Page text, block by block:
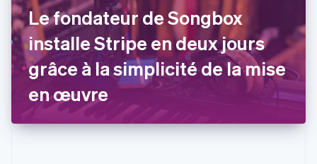
Le fondateur de Songbox
installe Stripe en deux jours
grâce à la simplicité de la mise
en œuvre
English
Grèce
English
Hongrie
English
English
English